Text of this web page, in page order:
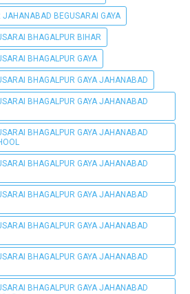
JAHANABAD BEGUSARAI GAYA
BHAGALPUR BIHAR
BHAGALPUR GAYA
BHAGALPUR GAYA JAHANABAD
BHAGALPUR GAYA JAHANABAD
BHAGALPUR GAYA JAHANABAD
BHAGALPUR GAYA JAHANABAD
BHAGALPUR GAYA JAHANABAD
BHAGALPUR GAYA JAHANABAD
BHAGALPUR GAYA JAHANABAD
BHAGALPUR GAYA JAHANABAD